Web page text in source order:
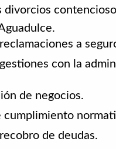
divorcios
a
con la
de negocios.
cumplimiento
de deudas.